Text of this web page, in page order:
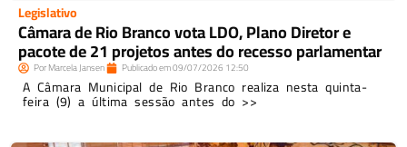
Legislativo
Câmara de Rio Branco vota LDO, Plano Diretor e
pacote de 21 projetos antes do recesso parlamentar
PorMarcela Jansen Publicado em09/07/2026 12:50
A Câmara Municipal de Rio Branco realiza nesta quinta-
feira (9) a última sessão antes do >>